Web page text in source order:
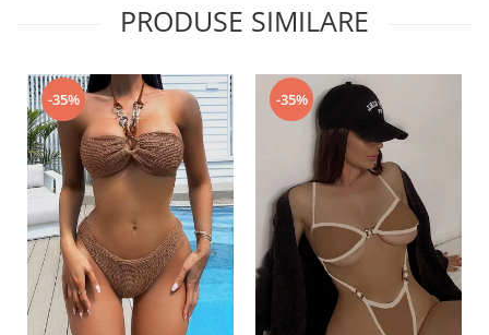
PRODUSE SIMILARE
-35% -35%